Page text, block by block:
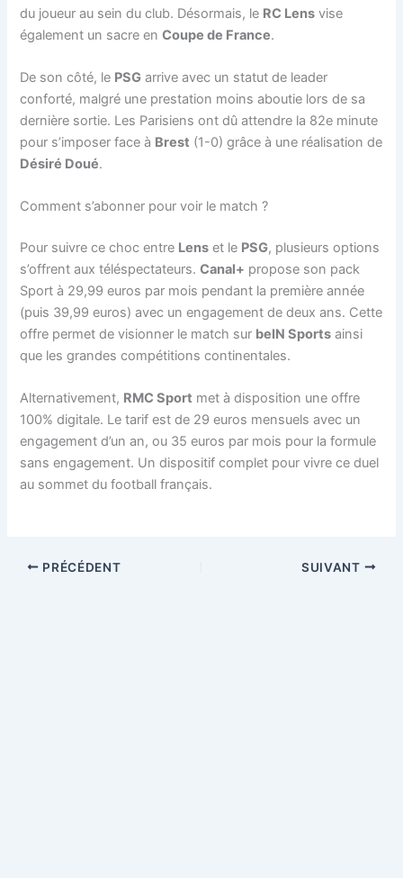
du joueur au sein du club. Désormais, le RC Lens vise
également un sacre enCoupe de France.
De son côté, le PSG arrive avec un statut de leader
conforté, malgré une prestation moins aboutie lors de sa
dernière sortie. Les Parisiens ont dû attendre la 82e minute
pour s’imposer face à Brest (1-0) grâce à une réalisation de
Désiré Doué.
Comment s’abonner pour voir le match ?
Pour suivre ce choc entre Lens et le PSG, plusieurs options
s’offrent aux téléspectateurs.Canal+ propose son pack
Sport à 29,99 euros par mois pendant la première année
(puis 39,99 euros) avec un engagement de deux ans. Cette
offre permet de visionner le match sur beIN Sports ainsi
que les grandes compétitions continentales.
Alternativement, RMC Sport met à disposition une offre
100% digitale. Le tarif est de 29 euros mensuels avec un
engagement d’un an, ou 35 euros par mois pour la formule
sans engagement. Un dispositif complet pour vivre ce duel
au sommet du football français.
PRÉCÉDENT SUIVANT